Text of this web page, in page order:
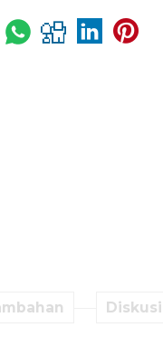
Diskusi